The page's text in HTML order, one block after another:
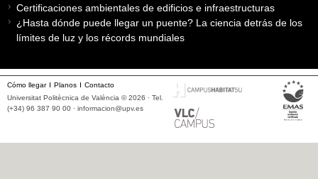
Certificaciones ambientales de edificios e infraestructuras
¿Hasta dónde puede llegar un puente? La ciencia detrás de los
límites de luz y los récords mundiales
Cómo llegar Planos
Contacto
Universitat Politècnica de València © 2026 · Tel.
(+34) 96 387 90 00 · informacion@upv.es